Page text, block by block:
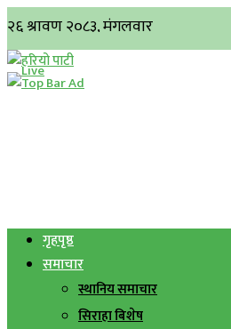
गृहपृष्ठ
समाचार
स्थानिय समाचार
सिराहा बिशेष